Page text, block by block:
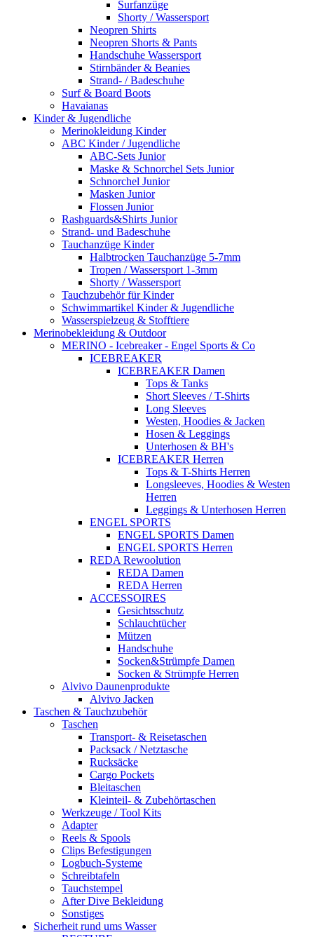
Surfanzüge
Shorty / Wassersport
Neopren Shirts
Neopren Shorts & Pants
Handschuhe Wassersport
Stirnbänder & Beanies
Strand- / Badeschuhe
Surf & Board Boots
Havaianas
Kinder & Jugendliche
Merinokleidung Kinder
ABC Kinder / Jugendliche
ABC-Sets Junior
Maske & Schnorchel Sets Junior
Schnorchel Junior
Masken Junior
Flossen Junior
Rashguards&Shirts Junior
Strand- und Badeschuhe
Tauchanzüge Kinder
Halbtrocken Tauchanzüge 5-7mm
Tropen / Wassersport 1-3mm
Shorty / Wassersport
Tauchzubehör für Kinder
Schwimmartikel Kinder & Jugendliche
Wasserspielzeug & Stofftiere
Merinobekleidung & Outdoor
MERINO - Icebreaker - Engel Sports & Co
ICEBREAKER
ICEBREAKER Damen
Tops & Tanks
Short Sleeves / T-Shirts
Long Sleeves
Westen, Hoodies & Jacken
Hosen & Leggings
Unterhosen & BH's
ICEBREAKER Herren
Tops & T-Shirts Herren
Longsleeves, Hoodies & Westen
Herren
Leggings & Unterhosen Herren
ENGEL SPORTS
ENGEL SPORTS Damen
ENGEL SPORTS Herren
REDA Rewoolution
REDA Damen
REDA Herren
ACCESSOIRES
Gesichtsschutz
Schlauchtücher
Mützen
Handschuhe
Socken&Strümpfe Damen
Socken & Strümpfe Herren
Alvivo Daunenprodukte
Alvivo Jacken
Taschen & Tauchzubehör
Taschen
Transport- & Reisetaschen
Packsack / Netztasche
Rucksäcke
Cargo Pockets
Bleitaschen
Kleinteil- & Zubehörtaschen
Werkzeuge / Tool Kits
Adapter
Reels & Spools
Clips Befestigungen
Logbuch-Systeme
Schreibtafeln
Tauchstempel
After Dive Bekleidung
Sonstiges
Sicherheit rund ums Wasser